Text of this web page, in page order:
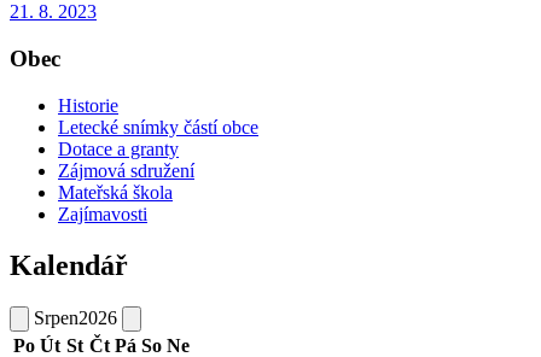
21. 8. 2023
Obec
Historie
Letecké snímky částí obce
Dotace a granty
Zájmová sdružení
Mateřská škola
Zajímavosti
Kalendář
Srpen2026
Po Út St Čt Pá So Ne